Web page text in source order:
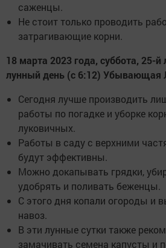
саженцы.
Не стоит только проводить
затрагивающие корни.
18 марта 2023 года, суббота, 25-
лунный день (с 6:12) Убывающая
Сегодня лучше производить
работы по погадке и уборке
луковичных.
Работы в саду с верхними
будут эффективны.
Можно докапывать грядки,
удобрять и поливать беженцы.
С этого дня копали огороды и
навоз.
В эти лунные сутки также
замачивать семена капусты и